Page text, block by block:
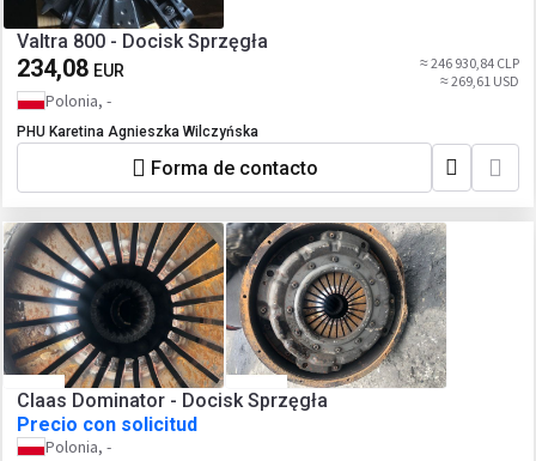
Valtra 800 - Docisk Sprzęgła
234,08 EUR
≈ 246 930,84 CLP
≈ 269,61 USD
Polonia, -
PHU Karetina Agnieszka Wilczyńska
Forma de contacto
Claas Dominator - Docisk Sprzęgła
Precio con solicitud
Polonia, -